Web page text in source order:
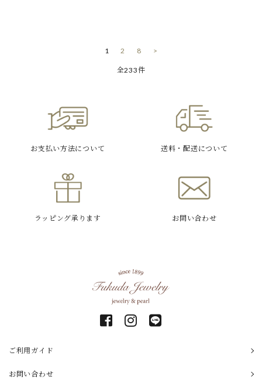
1 2 8 >
全233件
お支払い方法について 送料・配送について
ラッピング承ります お問い合わせ
ご利用ガイド
お問い合わせ